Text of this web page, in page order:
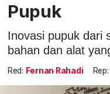
Pupuk
Inovasi pupuk dari
bahan dan alat
Red: Fernan Rahadi Rep: